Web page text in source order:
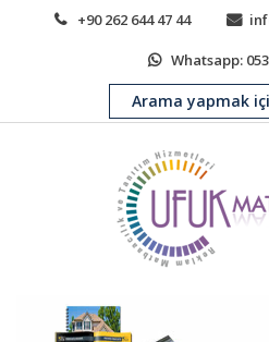
+90 262 644 47 44
Whatsapp: